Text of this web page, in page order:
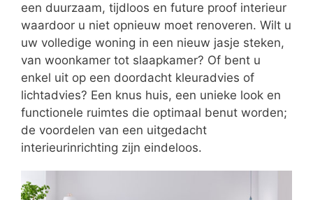
een duurzaam, tijdloos en future proof interieur
waardoor u niet opnieuw moet renoveren. Wilt u
uw volledige woning in een nieuw jasje steken,
van woonkamer tot slaapkamer? Of bent u
enkel uit op een doordacht kleuradvies of
lichtadvies? Een knus huis, een unieke look en
functionele ruimtes die optimaal benut worden;
de voordelen van een uitgedacht
interieurinrichting zijn eindeloos.